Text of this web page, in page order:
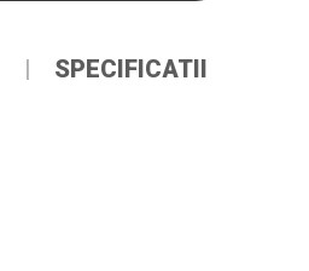
SPECIFICATII